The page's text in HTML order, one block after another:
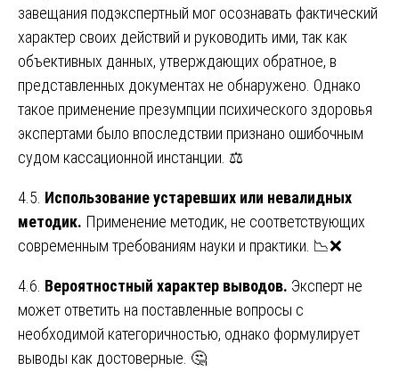
завещания подэкспертный мог осознавать фактический
характер своих действий и руководить ими, так как
объективных данных, утверждающих обратное, в
представленных документах не обнаружено. Однако
такое применение презумпции психического здоровья
экспертами было впоследствии признано ошибочным
судом кассационной инстанции. ⚖️
4.5. Использование устаревших или невалидных
методик. Применение методик, не соответствующих
современным требованиям науки и практики. 📉❌
4.6. Вероятностный характер выводов. Эксперт не
может ответить на поставленные вопросы с
необходимой категоричностью, однако формулирует
выводы как достоверные. 🤔